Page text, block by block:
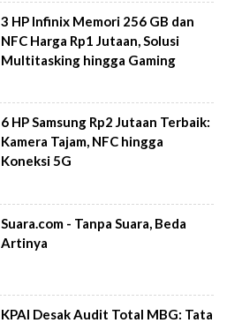
3 HP Infinix Memori 256 GB dan
NFC Harga Rp1 Jutaan, Solusi
Multitasking hingga Gaming
6 HP Samsung Rp2 Jutaan Terbaik:
Kamera Tajam, NFC hingga
Koneksi 5G
Suara.com - Tanpa Suara, Beda
Artinya
KPAI Desak Audit Total MBG: Tata